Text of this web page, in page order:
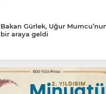
Bakan Gürlek, Uğur
bir araya geldi
yansıyacak mı?